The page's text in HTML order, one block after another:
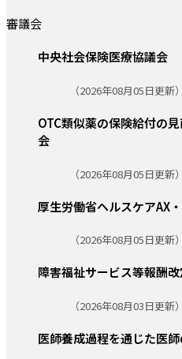
審議会
中央社会保険医療協議会
（2026年08月05日更新）
OTC類似薬の保険給付の
会
（2026年08月05日更新）
厚生労働省ヘルスケアAX
（2026年08月05日更新）
障害福祉サービス等報酬
（2026年08月03日更新）
医師養成過程を通じた医